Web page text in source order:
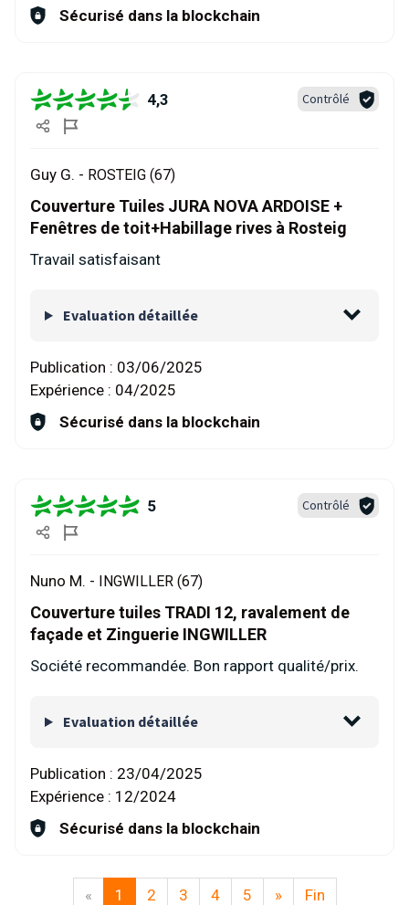
Sécurisé dans la blockchain
4,3 Contrôlé
Guy G. - ROSTEIG (67)
Couverture Tuiles JURA NOVA ARDOISE +
Fenêtres de toit+Habillage rives à Rosteig
Travail satisfaisant
Evaluation détaillée
Publication : 03/06/2025
Expérience : 04/2025
Sécurisé dans la blockchain
5 Contrôlé
Nuno M. - INGWILLER (67)
Couverture tuiles TRADI 12, ravalement de
façade et Zinguerie INGWILLER
Société recommandée. Bon rapport qualité/prix.
Evaluation détaillée
Publication : 23/04/2025
Expérience : 12/2024
Sécurisé dans la blockchain
« 1 2 3 4 5 » Fin